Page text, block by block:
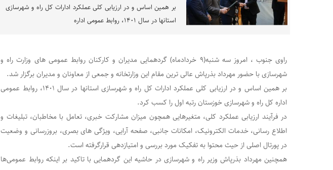
بر همین اساس و در ارزیابی کلی عملکرد ادارات کل راه و شهرسازی
استانها در سال ۱۴٠۱، روابط عمومی اداره
راوی جنوب ، امروز سه شنبه(۹ خردادماه) گردهمایی مدیران و کارکنان روابط عمومی های وزارت راه و
شهرسازی با حضور مهرداد بذرپاش عالی ترین مقام این وزارتخانه و جمعی از معاونان و مدیران برگزار شد.
بر همین اساس و در ارزیابی کلی عملکرد ادارات کل راه و شهرسازی استانها در سال ۱۴٠۱، روابط عمومی
اداره کل راه و شهرسازی خوزستان رتبه اول را کسب کرد.
در فرآیند ارزیابی عملکرد کلی، متغیرهایی همچون میزان مشارکت خبری، تعامل با مخاطبان، تبلیغات و
اطلاع رسانی، خدمات الکترونیک، امکانات جانبی، صفحه آرایی، ویژگی های بصری، بروزرسانی و وضعیت
در پورتال اصلی از حیث محتوا به تفکیک مورد بررسی و امتیازدهی قرارگرفته است.
همچنین مهرداد بذرپاش وزیر راه و شهرسازی در حاشیه این گردهمایی با تاکید بر اینکه روابط عمومی‌ها